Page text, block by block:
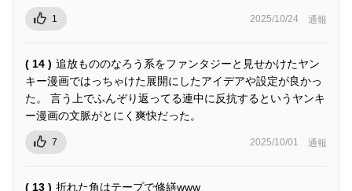
1 2025/10/24 通報
( 14 ) 追放もののなろう系をファンタジーと見せかけたヤン
キー漫画ではっちゃけた展開にしたアイデアや設定が良かっ
た。 言う上でふんぞり返ってる連中に反抗するというヤンキ
ー漫画の文脈がとにく爽快だった。
7 2025/10/01 通報
( 13 ) 折れた角はテープで修繕www